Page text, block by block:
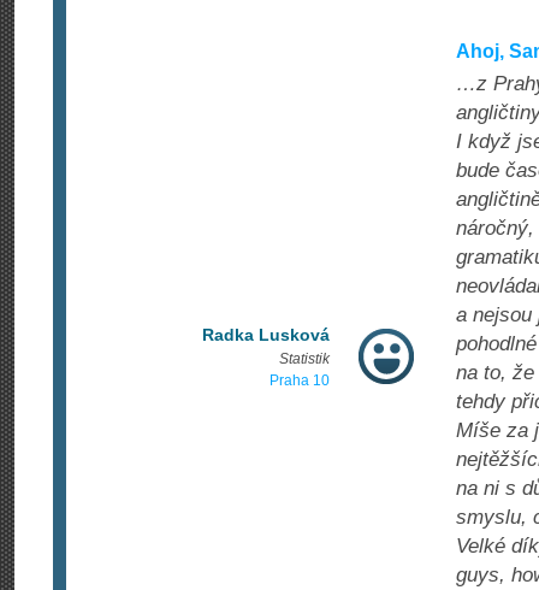
Radka Lusková
Statistik
Praha 10
Ahoj,
…z
I když
bude
a nejsou
na to,
tehdy
Míše za
na ni s
smyslu,
Velké
guys,